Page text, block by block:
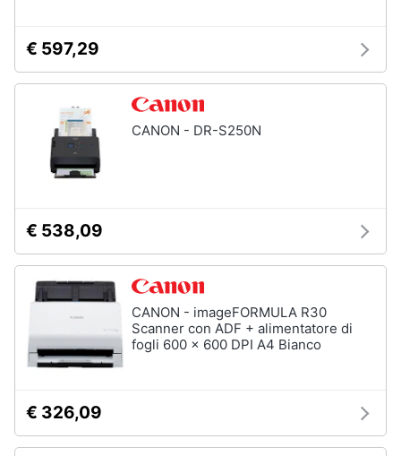
Videocitofono
Vedi
Accessori
Tastiera
Sistema
10
€ 597,29
CANON - DR-S250N
€ 538,09
CANON - imageFORMULA R30
Scanner con ADF + alimentatore di
fogli 600 x 600 DPI A4 Bianco
€ 326,09